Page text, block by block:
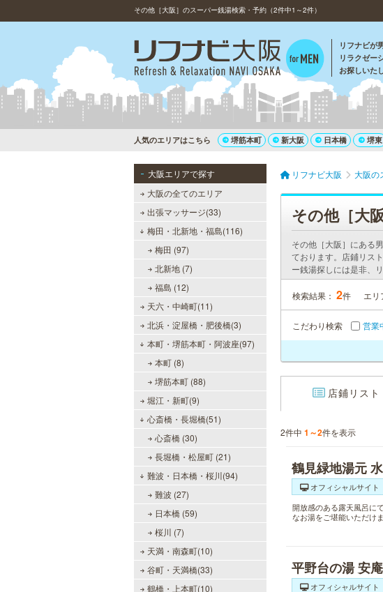
その他［大阪］のスーパー銭湯検索・予約（2件中1～2件）
リフナビが
リラクゼー
お探しいた
人気のエリアはこちら 堺筋本町 新大阪 日本橋 堺東
大阪エリアで探す
大阪の全てのエリア
出張マッサージ(33)
梅田・北新地・福島(116)
梅田 (97)
北新地 (7)
福島 (12)
天六・中崎町(11)
北浜・淀屋橋・肥後橋(3)
本町・堺筋本町・阿波座(97)
本町 (8)
堺筋本町 (88)
堀江・新町(9)
心斎橋・長堀橋(51)
心斎橋 (30)
長堀橋・松屋町 (21)
難波・日本橋・桜川(94)
難波 (27)
日本橋 (59)
桜川 (7)
天満・南森町(10)
谷町・天満橋(33)
鶴橋・上本町(10)
リフナビ大阪 大阪の
その他［大
その他［大阪］にある
ております。店鋪リス
ー銭湯探しには是非、
検索結果： 2件 エリ
こだわり検索 営業
店鋪リスト
2件中 1～2件を表示
鶴見緑地湯元
オフィシャルサイト
開放感のある露天風呂に
なお湯をご堪能いただけ
平野台の湯 安庵
オフィシャルサイト